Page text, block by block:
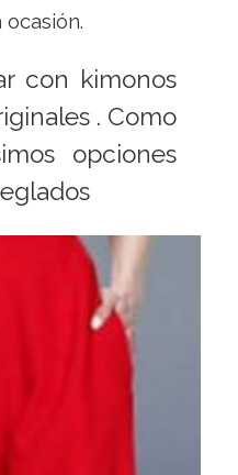
con kimonos
. Como
opciones